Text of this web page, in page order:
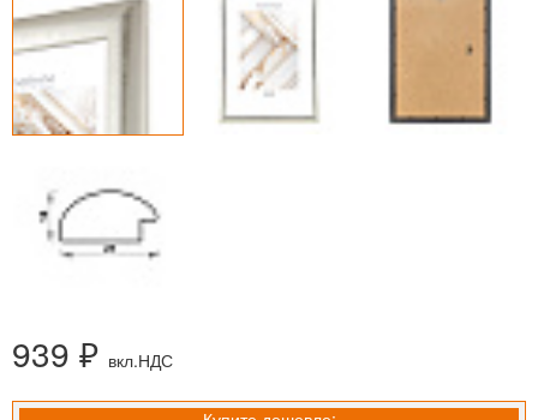
939 ₽ вкл.НДС